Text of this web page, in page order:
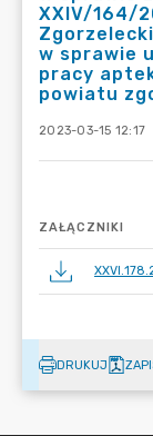
XXIV/164/
w sprawie
pracy
powiatu
2023-03-15 12:17
ZAŁĄCZNIKI
DRUKUJ